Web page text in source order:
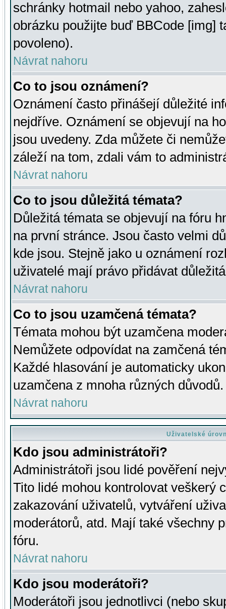
schránky hotmail nebo yahoo,
obrázku použijte buď BBCode [img]
povoleno).
Návrat nahoru
Co to jsou oznámení?
Oznámení často přinášejí důležité
nejdříve. Oznámení se objevují na
jsou uvedeny. Zda můžete či
záleží na tom, zdali vám to
Návrat nahoru
Co to jsou důležitá témata?
Důležitá témata se objevují na fóru
na první stránce. Jsou často velmi
kde jsou. Stejně jako u oznámení
uživatelé mají právo přidávat
Návrat nahoru
Co to jsou uzamčená témata?
Témata mohou být uzamčena
Nemůžete odpovídat na zamčená
Každé hlasování je automaticky
uzamčena z mnoha různých důvodů.
Návrat nahoru
Uživatelské
Kdo jsou administrátoři?
Administrátoři jsou lidé pověření
Tito lidé mohou kontrolovat veškerý
zakazování uživatelů, vytváření
moderátorů, atd. Mají také všechny
fóru.
Návrat nahoru
Kdo jsou moderátoři?
Moderátoři jsou jednotlivci (nebo